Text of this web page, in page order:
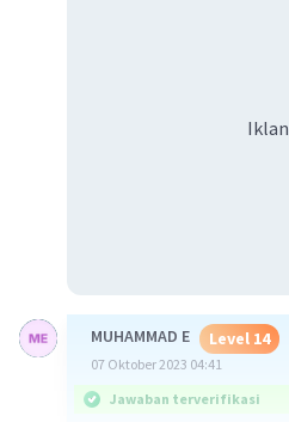
Iklan
MUHAMMAD E Level 14
07 Oktober 2023 04:41
Jawaban terverifikasi